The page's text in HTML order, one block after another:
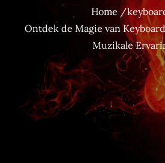
Home
Ontdek de Magie van
Muzikale